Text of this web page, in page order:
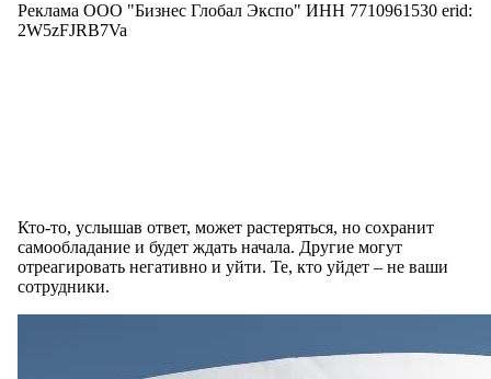
Реклама ООО "Бизнес Глобал Экспо" ИНН 7710961530 erid:
2W5zFJRB7Va
Кто-то, услышав ответ, может растеряться, но сохранит
самообладание и будет ждать начала. Другие могут
отреагировать негативно и уйти. Те, кто уйдет – не ваши
сотрудники.